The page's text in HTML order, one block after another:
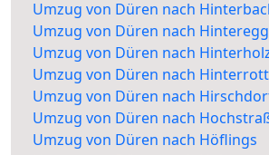
Umzug von Düren nach
Umzug von Düren nach Hinteregg
Umzug von Düren nach
Umzug von Düren nach
Umzug von Düren nach
Umzug von Düren nach
Umzug von Düren nach Höflings